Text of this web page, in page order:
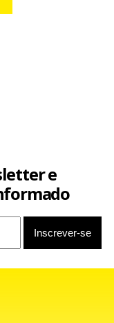
pedindo
4 milhões.
e